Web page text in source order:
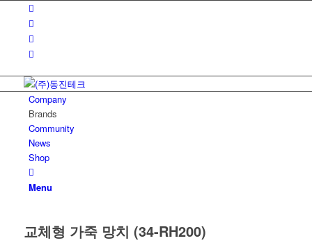
Company
Brands
Community
News
Shop
Menu
교체형 가죽 망치 (34-RH200)